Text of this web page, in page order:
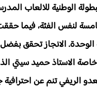
الوطنية للالعاب
لثانوية الوحدة. الانجاز
الاستاذ حميد سيتي
الريفي تنم عن